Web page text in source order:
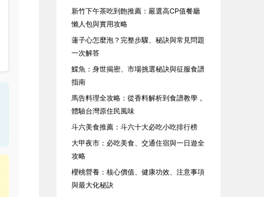
新竹下午茶吃到飽推薦：嚴選高CP值餐廳
懶人包與實用攻略
蓮子心怎麼泡？完整步驟、秘訣與常見問題
一次解答
鰈魚：身世揭密、市場挑選秘訣與征服食譜
指南
馬告料理全攻略：從香料解析到食譜教學，
體驗台灣原住民風味
斗六美食推薦：斗六十大必吃小吃排行榜
大甲夜市：必吃美食、交通住宿與一日遊全
攻略
櫻桃營養：核心價值、健康功效、注意事項
與最大化秘訣